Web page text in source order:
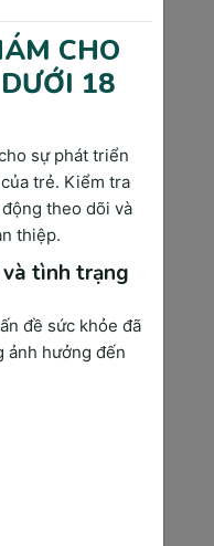
năm (12.4%
nữ 40-60 tuổi,
hiệu sớm: khối u
dạng và kích
vú có màu cam.
mới/năm
đến vi khuẩn
ăn lên men.
dài, khó tiêu, ợ
hơi.
ca mới/năm
thịt đỏ. Dấu
máu trong
CHO
18
sự phát triển
trẻ. Kiểm tra
theo dõi và
thiệp.
tình trạng
đề sức khỏe đã
ảnh hưởng đến